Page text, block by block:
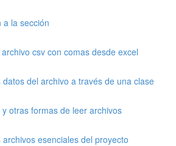
a la sección
csv con comas desde excel
datos del archivo a través de una clase
otras formas de leer archivos
esenciales del proyecto